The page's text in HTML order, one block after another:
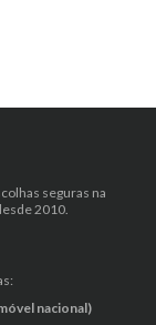
seguras na
2010.
nacional)